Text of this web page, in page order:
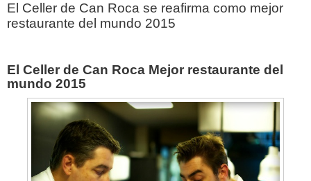
El Celler de Can Roca se reafirma como mejor
restaurante del mundo 2015
El Celler de Can Roca Mejor restaurante del
mundo 2015